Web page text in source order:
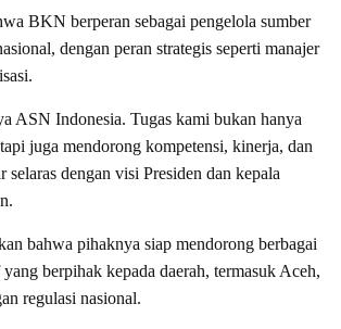
BKN berperan sebagai pengelola sumber
dengan peran strategis seperti manajer
ASN Indonesia. Tugas kami bukan hanya
juga mendorong kompetensi, kinerja, dan
selaras dengan visi Presiden dan kepala
bahwa pihaknya siap mendorong berbagai
berpihak kepada daerah, termasuk Aceh,
regulasi nasional.